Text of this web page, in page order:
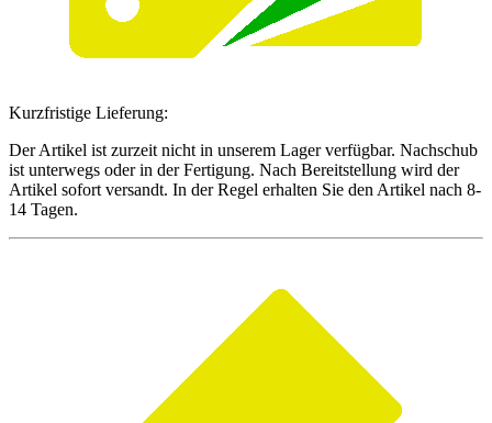
Kurzfristige Lieferung:
Der Artikel ist zurzeit nicht in unserem Lager verfügbar. Nachschub
ist unterwegs oder in der Fertigung. Nach Bereitstellung wird der
Artikel sofort versandt. In der Regel erhalten Sie den Artikel nach 8-
14 Tagen.